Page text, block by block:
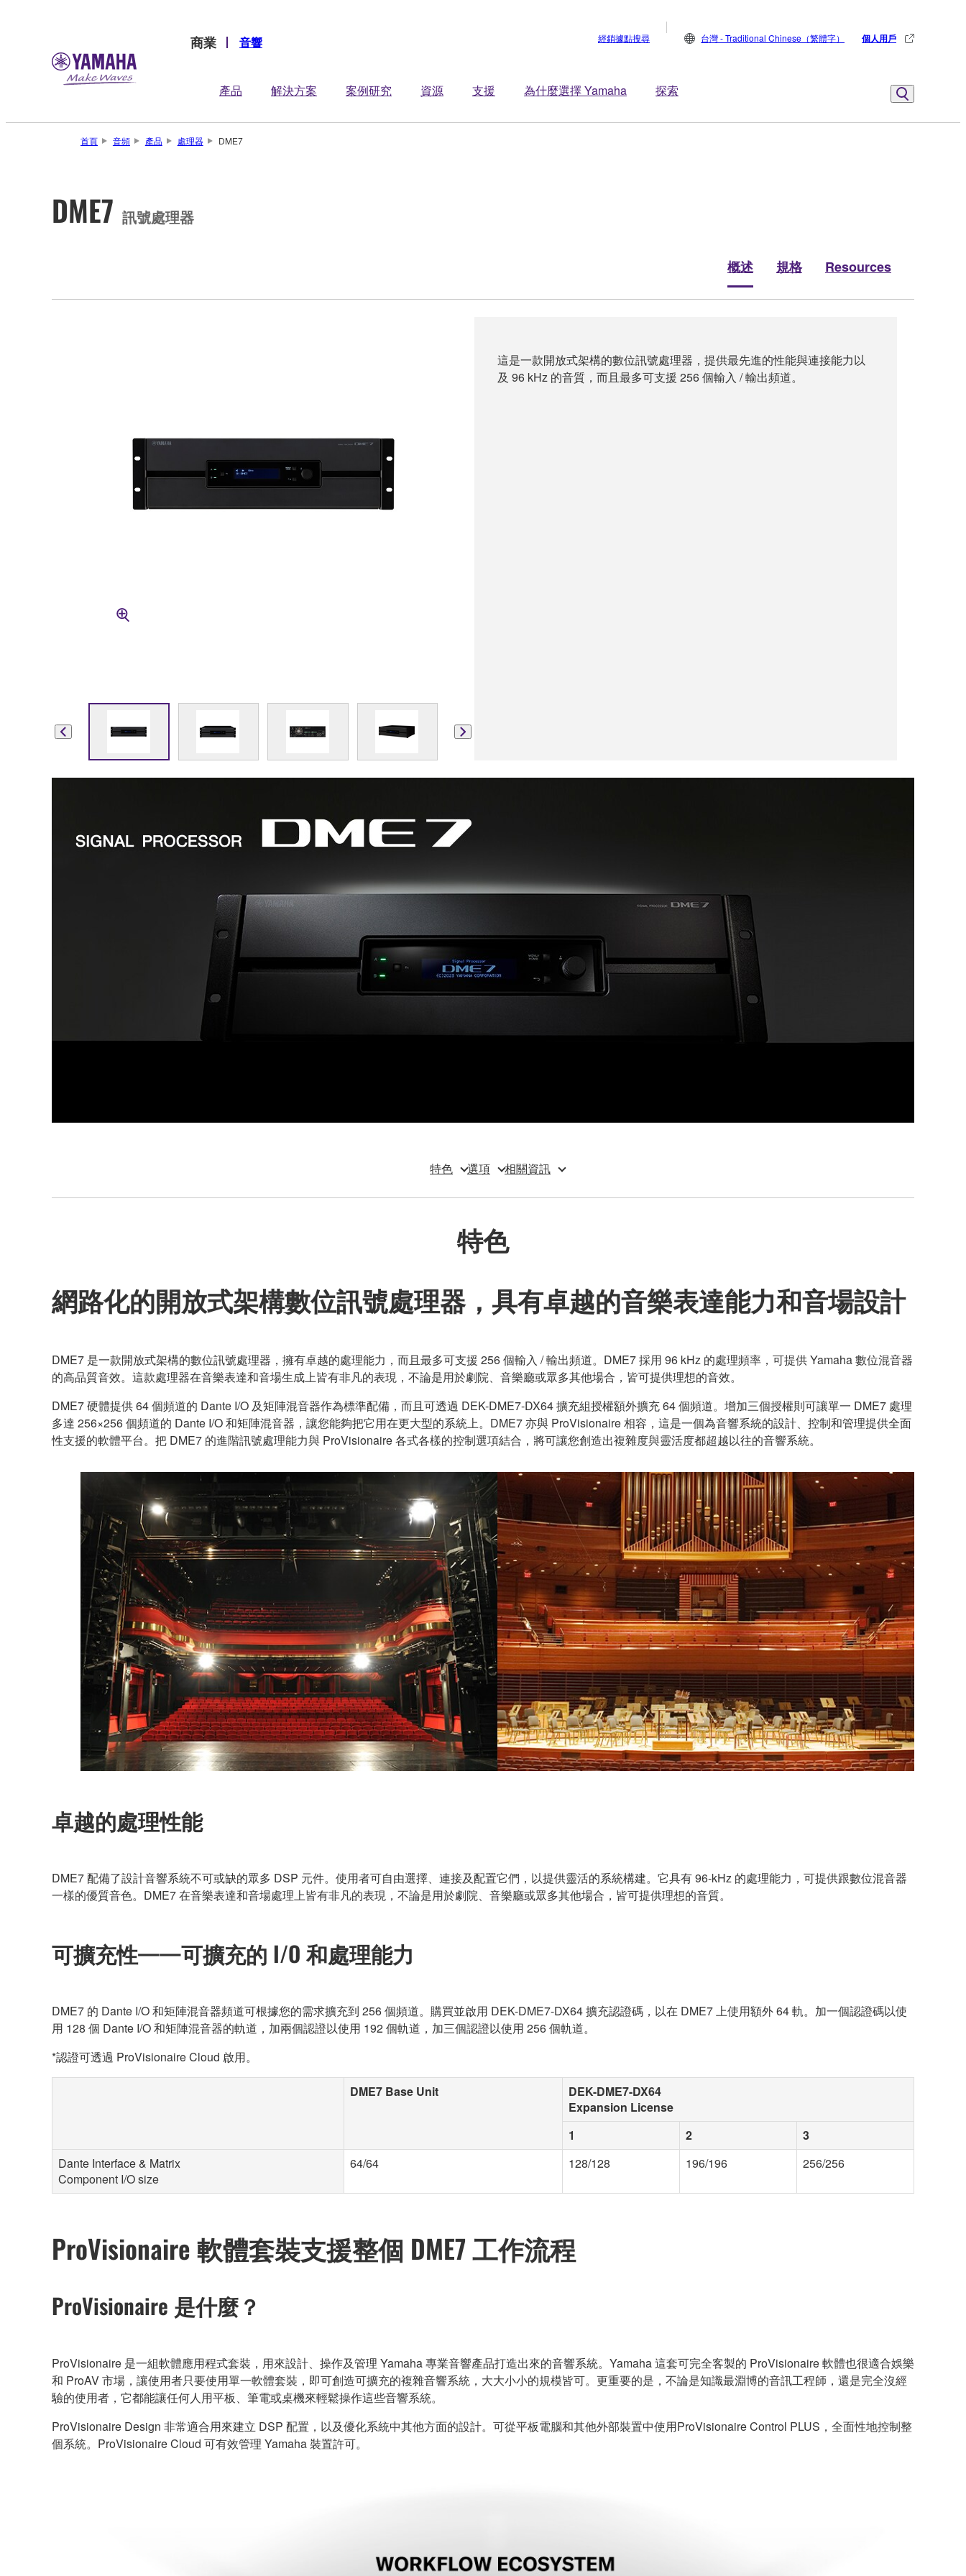
商業 音響
產品 解決方案 案例研究 資源 支援 為什麼選擇 Yamaha 探索
經銷據點搜尋 台灣 - Traditional Chinese（繁體字） 個人用戶
首頁 音頻 產品 處理器 DME7
DME7 訊號處理器
概述 規格 Resources
這是一款開放式架構的數位訊號處理器，提供最先進的性能與連接能力以
及 96 kHz 的音質，而且最多可支援 256 個輸入 / 輸出頻道。
特色 選項 相關資訊
特色
網路化的開放式架構數位訊號處理器，具有卓越的音樂表達能力和音場設計
DME7 是一款開放式架構的數位訊號處理器，擁有卓越的處理能力，而且最多可支援 256 個輸入 / 輸出頻道。DME7 採用 96 kHz 的處理頻率，可提供 Yamaha 數位混音器
的高品質音效。這款處理器在音樂表達和音場生成上皆有非凡的表現，不論是用於劇院、音樂廳或眾多其他場合，皆可提供理想的音效。
DME7 硬體提供 64 個頻道的 Dante I/O 及矩陣混音器作為標準配備，而且可透過 DEK-DME7-DX64 擴充組授權額外擴充 64 個頻道。增加三個授權則可讓單一 DME7 處理
多達 256×256 個頻道的 Dante I/O 和矩陣混音器，讓您能夠把它用在更大型的系統上。DME7 亦與 ProVisionaire 相容，這是一個為音響系統的設計、控制和管理提供全面
性支援的軟體平台。把 DME7 的進階訊號處理能力與 ProVisionaire 各式各樣的控制選項結合，將可讓您創造出複雜度與靈活度都超越以往的音響系統。
卓越的處理性能
DME7 配備了設計音響系統不可或缺的眾多 DSP 元件。使用者可自由選擇、連接及配置它們，以提供靈活的系統構建。它具有 96-kHz 的處理能力，可提供跟數位混音器
一樣的優質音色。DME7 在音樂表達和音場處理上皆有非凡的表現，不論是用於劇院、音樂廳或眾多其他場合，皆可提供理想的音質。
可擴充性——可擴充的 I/O 和處理能力
DME7 的 Dante I/O 和矩陣混音器頻道可根據您的需求擴充到 256 個頻道。購買並啟用 DEK-DME7-DX64 擴充認證碼，以在 DME7 上使用額外 64 軌。加一個認證碼以使
用 128 個 Dante I/O 和矩陣混音器的軌道，加兩個認證以使用 192 個軌道，加三個認證以使用 256 個軌道。
*認證可透過 ProVisionaire Cloud 啟用。
DME7 Base Unit
DEK-DME7-DX64
Expansion License
1
2
3
Dante Interface & Matrix
Component I/O size
64/64 128/128 196/196 256/256
ProVisionaire 軟體套裝支援整個 DME7 工作流程
ProVisionaire 是什麼？
ProVisionaire 是一組軟體應用程式套裝，用來設計、操作及管理 Yamaha 專業音響產品打造出來的音響系統。Yamaha 這套可完全客製的 ProVisionaire 軟體也很適合娛樂
和 ProAV 市場，讓使用者只要使用單一軟體套裝，即可創造可擴充的複雜音響系統，大大小小的規模皆可。更重要的是，不論是知識最淵博的音訊工程師，還是完全沒經
驗的使用者，它都能讓任何人用平板、筆電或桌機來輕鬆操作這些音響系統。
ProVisionaire Design 非常適合用來建立 DSP 配置，以及優化系統中其他方面的設計。可從平板電腦和其他外部裝置中使用ProVisionaire Control PLUS，全面性地控制整
個系統。ProVisionaire Cloud 可有效管理 Yamaha 裝置許可。